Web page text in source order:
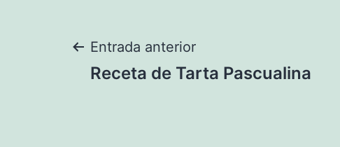
Navegación
Entrada anterior
Receta de Tarta Pascualina